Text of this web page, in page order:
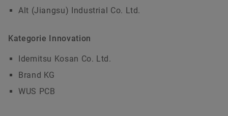
Alt (Jiangsu) Industrial Co. Ltd.
Kategorie Innovation
Idemitsu Kosan Co. Ltd.
Brand KG
WUS PCB